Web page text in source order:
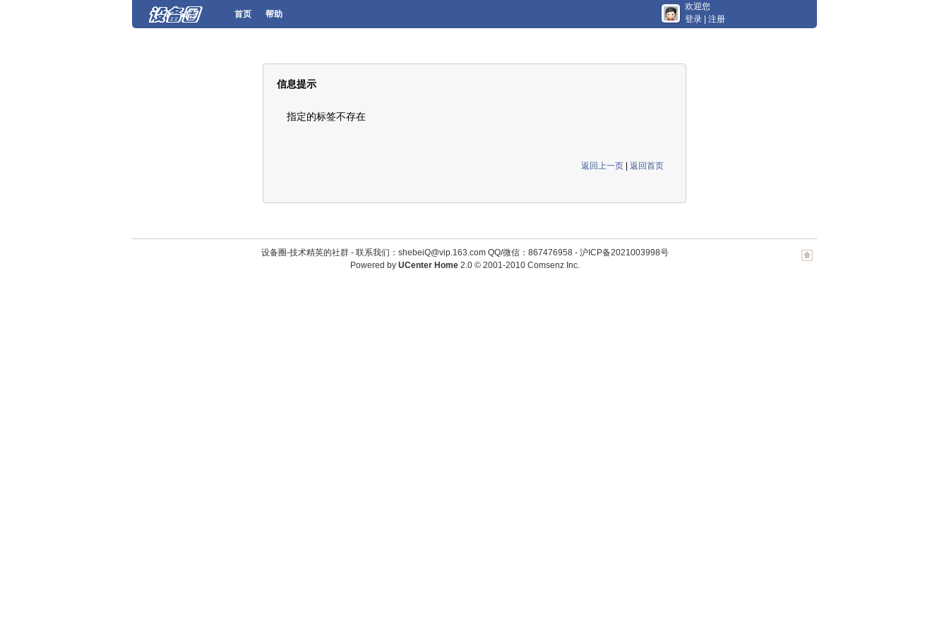
首页 帮助
欢迎您
登录
注册
信息提示
指定的标签不存在
返回上一页 返回首页
设备圈-技术精英的社群 - 联系我们：shebeiQ@vip.163.com QQ/微信：867476958- 沪ICP备2021003998号
Powered by UCenter Home 2.0© 2001-2010 Comsenz Inc.